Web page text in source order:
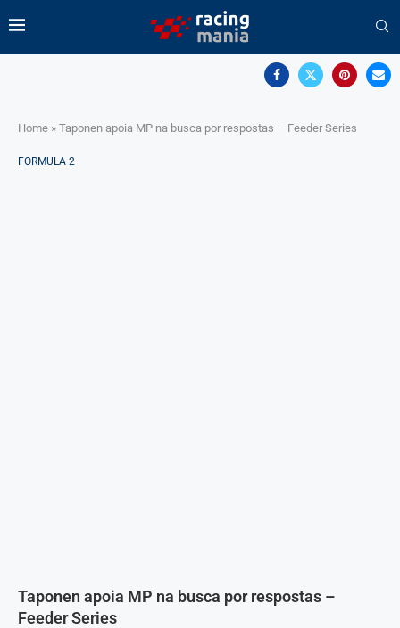
Home » Taponen apoia MP na busca por respostas – Feeder Series
FORMULA 2
Taponen apoia MP na busca por respostas –
Feeder Series